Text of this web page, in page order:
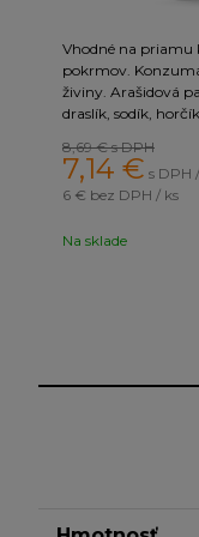
Vhodné na
pokrmov.
živiny. Arašidová
draslík, sodík,
listová, kyselina
8,69 €s DPH
7,14 € s DPH
6 € bez DPH / ks
Na sklade